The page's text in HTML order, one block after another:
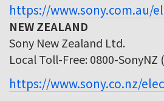
https://www.sony.com.au/
NEW ZEALAND
Sony New Zealand Ltd.
Local Toll-Free: 0800-SonyNZ
https://www.sony.co.nz/